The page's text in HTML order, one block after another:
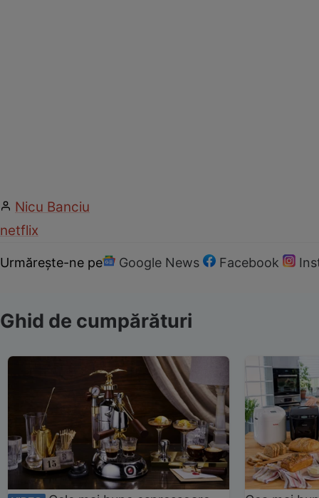
Nicu Banciu
netflix
Urmărește-ne pe Google News Facebook
Ghid de cumpărături